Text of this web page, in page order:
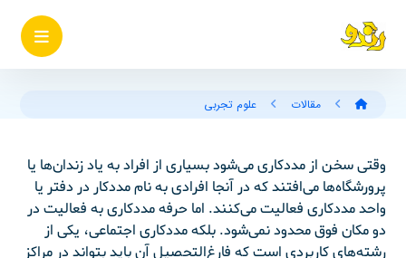
مقالات علوم تجربی
وقتی سخن از مددکاری می‌شود بسیاری از افراد به یاد زندان‌ها یا
پرورشگاه‌ها می‌افتند که در آنجا افرادی به نام مددکار در دفتر یا
واحد مددکاری فعالیت می‌کنند. اما حرفه مددکاری به فعالیت در
دو مکان فوق محدود نمی‌شود. بلکه مددکاری اجتماعی، یکی از
رشته‌های کاربردی است که فارغ‌التحصیل آن باید بتواند در مراکز